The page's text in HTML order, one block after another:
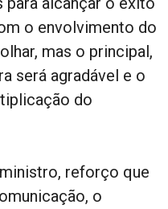
o envolvimento do
mas o principal,
será agradável e o
do
reforço que
o